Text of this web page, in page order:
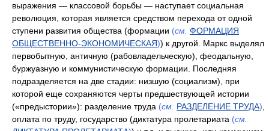
выражения — классовой борьбы — наступает социальная
революция, которая является средством перехода от одной
ступени развития общества (формации (см. ФОРМАЦИЯ
ОБЩЕСТВЕННО-ЭКОНОМИЧЕСКАЯ)) к другой. Маркс выделял
первобытную, античную (рабовладельческую), феодальную,
буржуазную и коммунистическую формации. Последняя
подразделяется на две стадии: низшую (социализм), при
которой еще сохраняются черты предшествующей истории
(«предыстории»): разделение труда (см. РАЗДЕЛЕНИЕ ТРУДА)
оплата по труду, государство (диктатура пролетариата (см.